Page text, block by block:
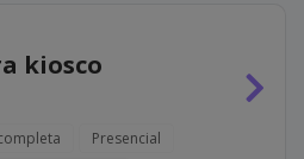
kiosco
Presencial